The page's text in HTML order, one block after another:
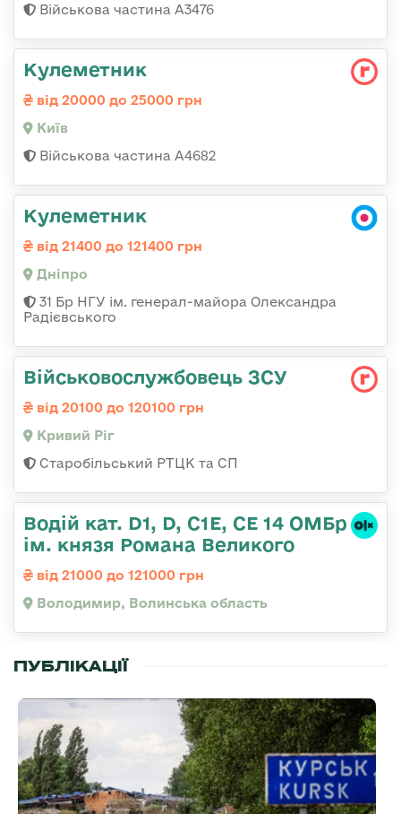
Військова частина А3476
Кулеметник
від 20000 до 25000 грн
Київ
Військова частина А4682
Кулеметник
від 21400 до 121400 грн
Дніпро
31 Бр НГУ ім. генерал-майора Олександра
Радієвського
Військовослужбовець ЗСУ
від 20100 до 120100 грн
Кривий Ріг
Старобільський РТЦК та СП
Водій кат. D1, D, C1E, CE 14 ОМБр
ім. князя Романа Великого
від 21000 до 121000 грн
Володимир, Волинська область
ПУБЛІКАЦІЇ